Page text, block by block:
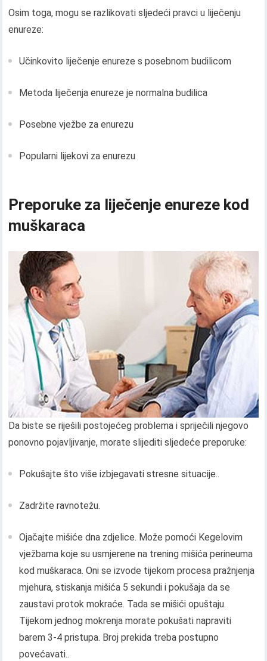
Osim toga, mogu se razlikovati sljedeći pravci u liječenju
enureze:
Učinkovito liječenje enureze s posebnom budilicom
Metoda liječenja enureze je normalna budilica
Posebne vježbe za enurezu
Popularni lijekovi za enurezu
Preporuke za liječenje enureze kod
muškaraca
Da biste se riješili postojećeg problema i spriječili njegovo
ponovno pojavljivanje, morate slijediti sljedeće preporuke:
Pokušajte što više izbjegavati stresne situacije..
Zadržite ravnotežu.
Ojačajte mišiće dna zdjelice. Može pomoći Kegelovim
vježbama koje su usmjerene na trening mišića perineuma
kod muškaraca. Oni se izvode tijekom procesa pražnjenja
mjehura, stiskanja mišića 5 sekundi i pokušaja da se
zaustavi protok mokraće. Tada se mišići opuštaju.
Tijekom jednog mokrenja morate pokušati napraviti
barem 3-4 pristupa. Broj prekida treba postupno
povećavati..